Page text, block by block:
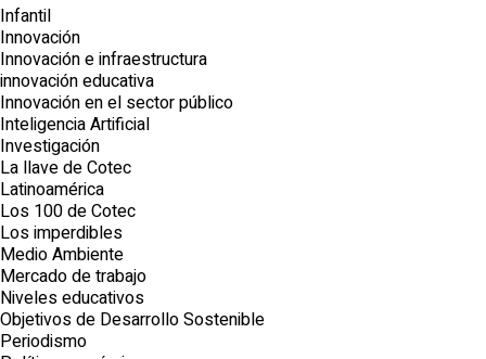
Infantil
Innovación
Innovación e infraestructura
innovación educativa
Innovación en el sector público
Inteligencia Artificial
Investigación
La llave de Cotec
Latinoamérica
Los 100 de Cotec
Los imperdibles
Medio Ambiente
Mercado de trabajo
Niveles educativos
Objetivos de Desarrollo Sostenible
Periodismo